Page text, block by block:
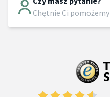
Chętnie Ci pomożemy